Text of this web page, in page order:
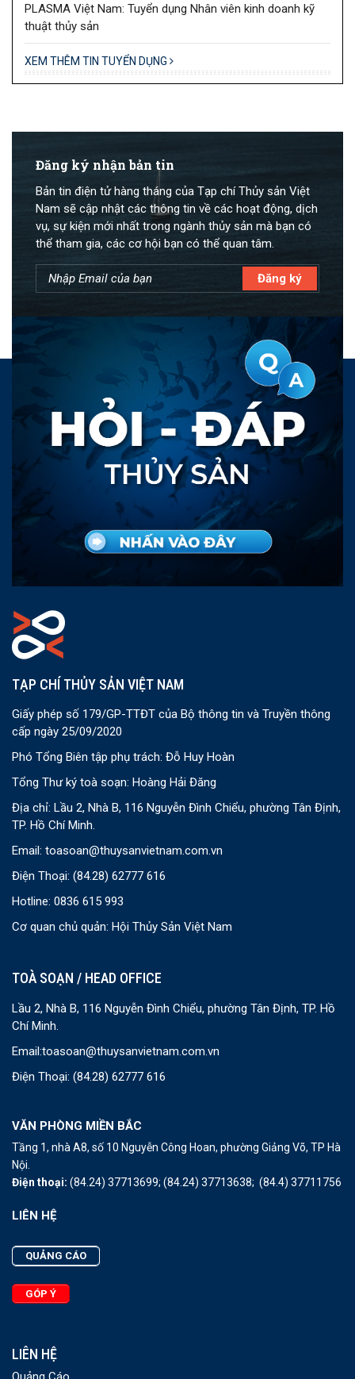
PLASMA Việt Nam: Tuyển dụng Nhân viên kinh doanh kỹ
thuật thủy sản
XEM THÊM TIN TUYỂN DỤNG
Đăng ký nhận bản tin
Bản tin điện tử hàng tháng của Tạp chí Thủy sản Việt
Nam sẽ cập nhật các thông tin về các hoạt động, dịch
vụ, sự kiện mới nhất trong ngành thủy sản mà bạn có
thể tham gia, các cơ hội bạn có thể quan tâm.
TẠP CHÍ THỦY SẢN VIỆT NAM
Giấy phép số 179/GP-TTĐT của Bộ thông tin và Truyền thông
cấp ngày 25/09/2020
Phó Tổng Biên tập phụ trách: Đỗ Huy Hoàn
Tổng Thư ký toà soạn: Hoàng Hải Đăng
Địa chỉ: Lầu 2, Nhà B, 116 Nguyễn Đình Chiểu, phường Tân Định,
TP. Hồ Chí Minh.
Email: toasoan@thuysanvietnam.com.vn
Điện Thoại: (84.28) 62777 616
Hotline: 0836 615 993
Cơ quan chủ quản: Hội Thủy Sản Việt Nam
TOÀ SOẠN / HEAD OFFICE
Lầu 2, Nhà B, 116 Nguyễn Đình Chiểu, phường Tân Định, TP. Hồ
Chí Minh.
Email:toasoan@thuysanvietnam.com.vn
Điện Thoại: (84.28) 62777 616
VĂN PHÒNG MIỀN BẮC
Tầng 1, nhà A8, số 10 Nguyễn Công Hoan, phường Giảng Võ, TP Hà
Nội.
Điện thoại: (84.24) 37713699; (84.24) 37713638; (84.4) 37711756
LIÊN HỆ
QUẢNG CÁO
GÓP Ý
LIÊN HỆ